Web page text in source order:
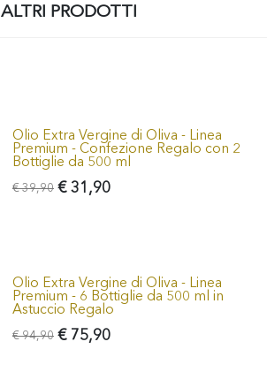
ALTRI PRODOTTI
Olio Extra Vergine di Oliva - Linea
Premium - Confezione Regalo con 2
Bottiglie da 500 ml
€ 31,90
€ 39,90
Olio Extra Vergine di Oliva - Linea
Premium - 6 Bottiglie da 500 ml in
Astuccio Regalo
€ 75,90
€ 94,90